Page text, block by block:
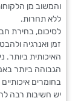
והמשוב מן
ללא תחרות.
לסיכום, בחירת
זמן ואנרגיה
האיכותית ביותר.
הגבוהה ביותר
בחומרים
יש חשיבות רבה